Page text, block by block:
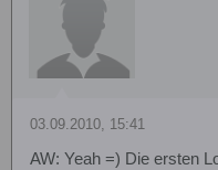
03.09.2010, 15:41
AW: Yeah =) Die ersten